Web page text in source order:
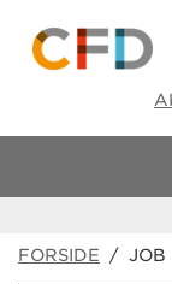
FORSIDE / JOB